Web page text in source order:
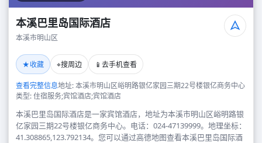
本溪巴里岛国际酒店
本溪市明山区
★收藏 ⌖搜周边 📱 去手机查看
查看完整信息地址: 本溪市明山区峪明路银亿家园三期22号楼银亿商务中心
类型: 住宿服务;宾馆酒店;宾馆酒店
本溪巴里岛国际酒店是一家宾馆酒店，地址为本溪市明山区峪明路银
亿家园三期22号楼银亿商务中心。电话：024-47139999。地理坐标：
41.308865,123.792134。您可以通过高德地图查看本溪巴里岛国际酒